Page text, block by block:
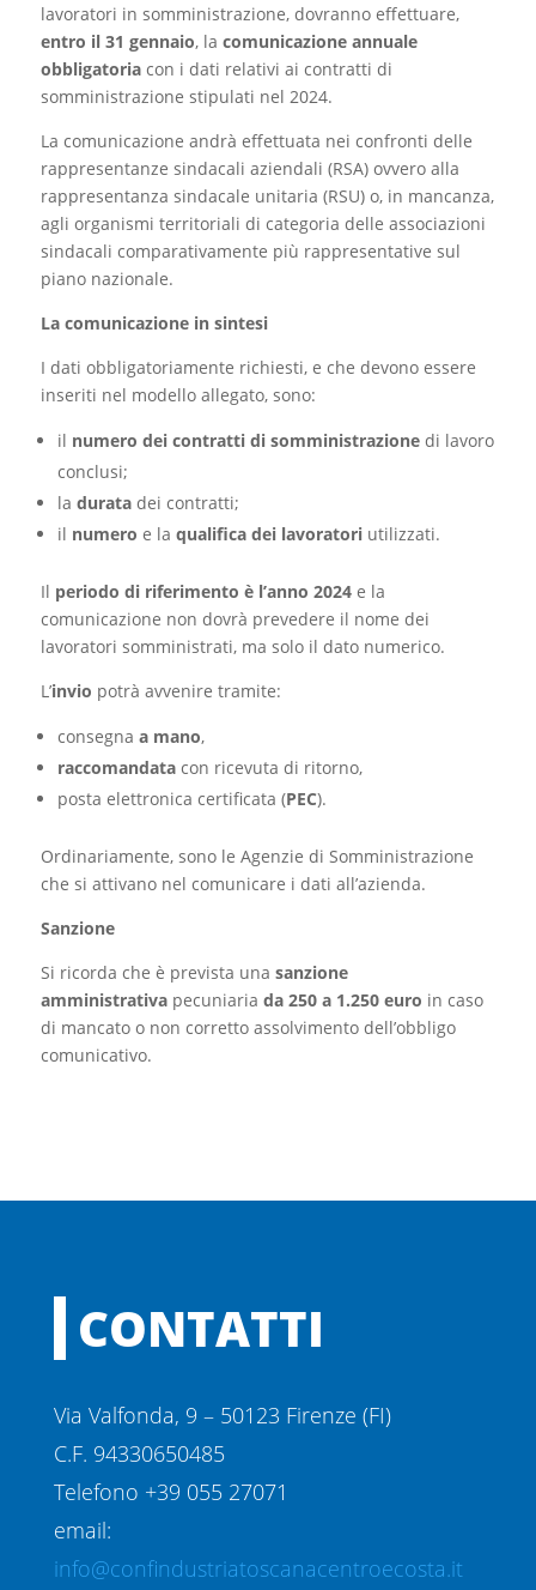
lavoratori in somministrazione, dovranno effettuare,
entro il 31 gennaio, la comunicazione annuale
obbligatoriacon i dati relativi ai contratti di
somministrazione stipulati nel 2024.
La comunicazione andrà effettuata nei confronti delle
rappresentanze sindacali aziendali (RSA) ovvero alla
rappresentanza sindacale unitaria (RSU) o, in mancanza,
agli organismi territoriali di categoria delle associazioni
sindacali comparativamente più rappresentative sul
piano nazionale.
La comunicazione in sintesi
I dati obbligatoriamente richiesti, e che devono essere
inseriti nel modello allegato, sono:
il numero dei contratti di somministrazionedi lavoro
conclusi;
la duratadei contratti;
il numero e la qualifica dei lavoratoriutilizzati.
Il periodo di riferimento è l’anno 2024 e la
comunicazione non dovrà prevedere il nome dei
lavoratori somministrati, ma solo il dato numerico.
L’invio potrà avvenire tramite:
consegna a mano,
raccomandatacon ricevuta di ritorno,
posta elettronica certificata (PEC).
Ordinariamente, sono le Agenzie di Somministrazione
che si attivano nel comunicare i dati all’azienda.
Sanzione
Si ricorda che è prevista una sanzione
amministrativapecuniaria da 250 a 1.250 euro in caso
di mancato o non corretto assolvimento dell’obbligo
comunicativo.
CONTATTI
Via Valfonda, 9 – 50123 Firenze (FI)
C.F. 94330650485
Telefono +39 055 27071
email:
info@confindustriatoscanacentroecosta.it